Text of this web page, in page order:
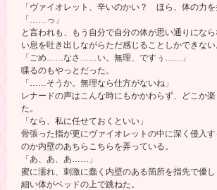
「ヴァイオレット、辛いのかい？ ほら、体の力を
「……っ」
と言われも、もう自分で自分の体が思い通りにな
い息を吐き出しながらただ感じることしかできない
「ごめ……なさ……い。無理、ですぅ……」
喋るのもやっとだった。
「……そうか。無理なら仕方がないね」
レナードの声はこんな時にもかかわらず、どこか
た。
「なら、私に任せておくといい」
骨張った指が更にヴァイオレットの中に深く侵入
のか内壁のあちらこちらを弄っている。
「あ、あ、あ……」
蜜に濡れ、刺激に蠢く内壁のある箇所を指先で優
細い体がベッドの上で跳ねた。